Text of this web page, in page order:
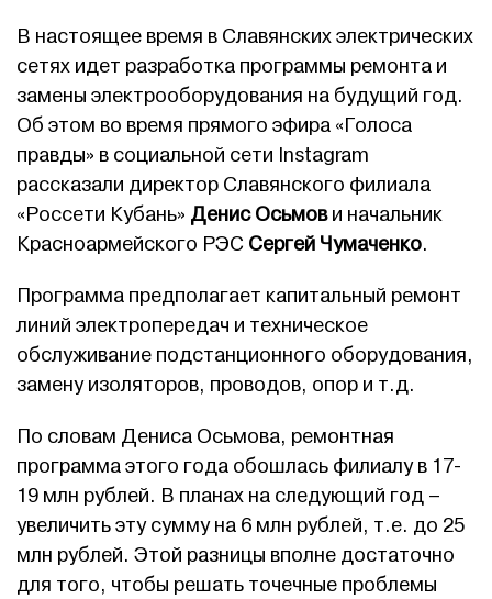
В настоящее время в Славянских электрических
сетях идет разработка программы ремонта и
замены электрооборудования на будущий год.
Об этом во время прямого эфира «Голоса
правды» в социальной сети Instagram
рассказали директор Славянского филиала
«Россети Кубань» Денис Осьмови начальник
Красноармейского РЭС Сергей Чумаченко.
Программа предполагает капитальный ремонт
линий электропередач и техническое
обслуживание подстанционного оборудования,
замену изоляторов, проводов, опор и т.д.
По словам Дениса Осьмова, ремонтная
программа этого года обошлась филиалу в 17-
19 млн рублей. В планах на следующий год –
увеличить эту сумму на 6 млн рублей, т.е. до 25
млн рублей. Этой разницы вполне достаточно
для того, чтобы решать точечные проблемы